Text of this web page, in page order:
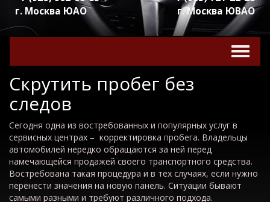
г. Москва ЮАО
г. Москва ЮВАО
Скрутить пробег без
следов
Сегодня одна из востребованных и популярных услуг в
сервисных центрах – корректировка пробега. Владельцы
автомобилей нередко обращаются за ней перед
намечающейся продажей своего транспортного средства.
Востребована такая процедура и в тех случаях, если нужно
перенести значения на новую панель. Ситуации бывают
самыми разными и требуют различного подхода.